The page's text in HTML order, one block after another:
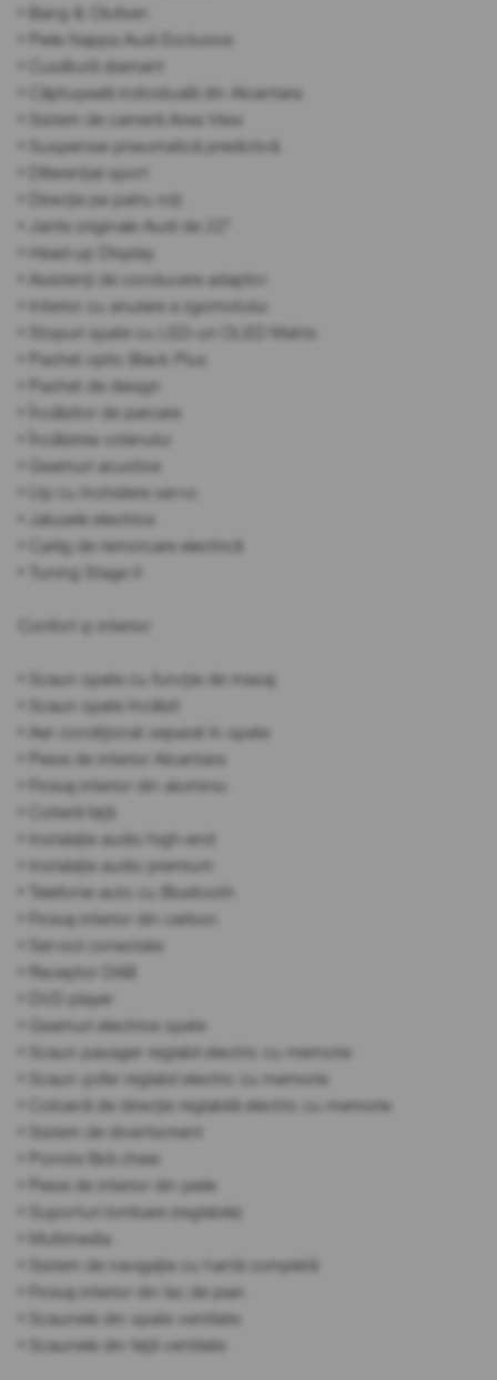
• Bang & Olufsen
• Piele Nappa Audi Exclusive
• Cusătură diamant
• Căptușeală individuală din Alcantara
• Sistem de cameră Area View
• Suspensie pneumatică predictivă
• Diferențial sport
• Direcție pe patru roți
• Jante originale Audi de 22"
• Head-up DIsplay
• Asistenți de conducere adaptivi
• Interior cu anulare a zgomotului
• Stopuri spate cu LED-uri OLED Matrix
• Pachet optic Black Plus
• Pachet de design
• Încălzitor de parcare
• Încălzirea volanului
• Geamuri acustice
• Uși cu închidere servo
• Jaluzele electrice
• Carlig de remorcare electrică
• Tuning Stage II
Confort și interior:
• Scaun spate cu funcție de masaj
• Scaun spate încălzit
• Aer condiționat separat în spate
• Piese de interior Alcantara
• Finisaj interior din aluminiu
• Cotieră față
• Instalație audio high-end
• Instalație audio premium
• Telefonie auto cu Bluetooth
• Finisaj interior din carbon
• Servicii conectate
• Receptor DAB
• DVD player
• Geamuri electrice spate
• Scaun pasager reglabil electric cu memorie
• Scaun șofer reglabil electric cu memorie
• Coloană de direcție reglabilă electric cu memorie
• Sistem de divertisment
• Pornire fără cheie
• Piese de interior din piele
• Suporturi lombare (reglabile)
• Multimedia
• Sistem de navigație cu hartă completă
• Finisaj interior din lac de pian
• Scaunele din spate ventilate
• Scaunele din față ventilate